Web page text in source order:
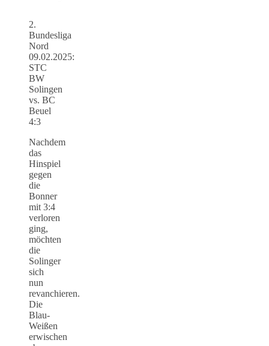
2.
Bundesliga
Nord
09.02.2025:
STC
BW
Solingen
vs. BC
Beuel
4:3
Nachdem
das
Hinspiel
gegen
die
Bonner
mit 3:4
verloren
ging,
möchten
die
Solinger
sich
nun
revanchieren.
Die
Blau-
Weißen
erwischen